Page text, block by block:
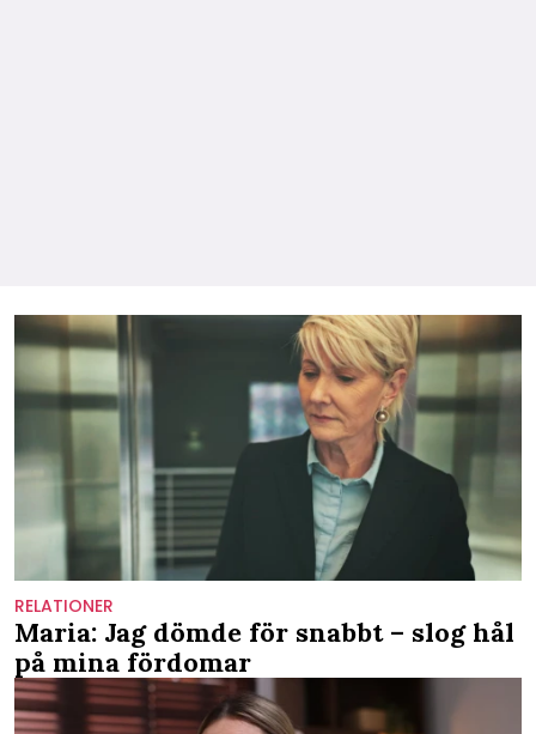
RELATIONER
Maria: Jag dömde för snabbt – slog hål
på mina fördomar